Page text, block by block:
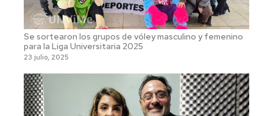
Se sortearon los grupos de vóley masculino y femenino
para la Liga Universitaria 2025
23 julio, 2025